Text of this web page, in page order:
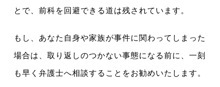
とで、前科を回避できる道は残されています。
もし、あなた自身や家族が事件に関わってしまった
場合は、取り返しのつかない事態になる前に、一刻
も早く弁護士へ相談することをお勧めいたします。